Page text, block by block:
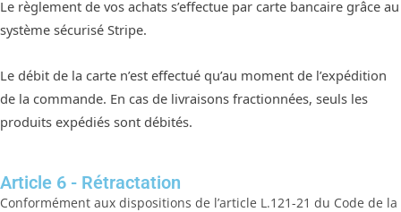
Le règlement de vos achats s’effectue par carte bancaire grâce au
système sécurisé Stripe.
Le débit de la carte n’est effectué qu’au moment de l’expédition
de la commande. En cas de livraisons fractionnées, seuls les
produits expédiés sont débités.
Article 6 - Rétractation
Conformément aux dispositions de l’article L.121-21 du Code de la